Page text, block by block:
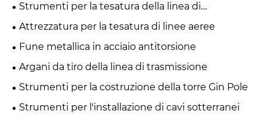
Strumenti per la tesatura della linea di
trasmissione
Attrezzatura per la tesatura di linee aeree
Fune metallica in acciaio antitorsione
Argani da tiro della linea di trasmissione
Strumenti per la costruzione della torre Gin Pole
Strumenti per l'installazione di cavi sotterranei